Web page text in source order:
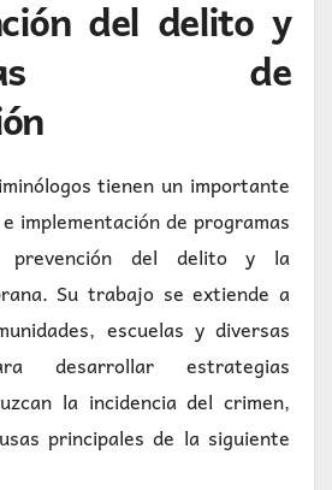
del delito y
de
tienen un importante
implementación de programas
prevención del delito y la
Su trabajo se extiende a
escuelas y diversas
desarrollar estrategias
la incidencia del crimen,
principales de la siguiente